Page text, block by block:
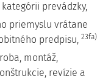
prevádzky,
priemyslu vrátane
predpisu, 23fa)
montáž,
revízie a